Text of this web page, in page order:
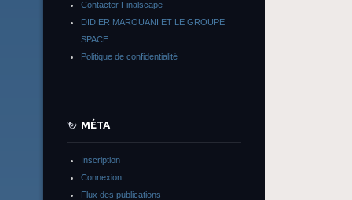
Contacter Finalscape
DIDIER MAROUANI ET LE GROUPE
SPACE
Politique de confidentialité
MÉTA
Inscription
Connexion
Flux des publications